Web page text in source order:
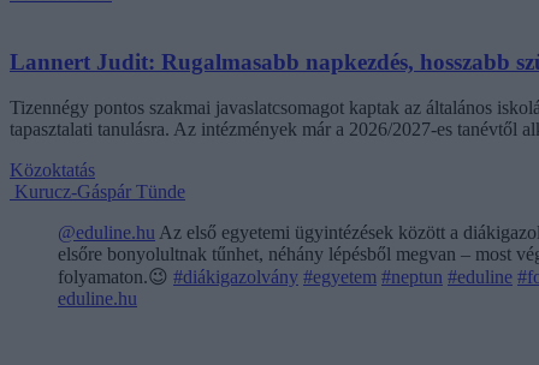
Lannert Judit: Rugalmasabb napkezdés, hosszabb
Tizennégy pontos szakmai javaslatcsomagot kaptak az általános
tapasztalati tanulásra. Az intézmények már a 2026/2027-es tanévtől
Közoktatás
Kurucz-Gáspár Tünde
@eduline.hu Az első egyetemi ügyintézések között a
elsőre bonyolultnak tűnhet, néhány lépésből megvan – most
folyamaton.😉 #diákigazolvány #egyetem #neptun #eduline
eduline.hu